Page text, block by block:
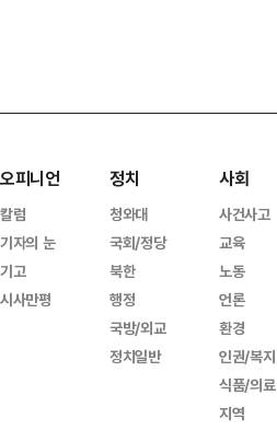
오피니언
칼럼
기자의 눈
기고
시사만평
정치
청와대
국회/정당
북한
행정
국방/외교
정치일반
사회
사건사고
교육
노동
언론
환경
인권/복지
식품/의료
지역